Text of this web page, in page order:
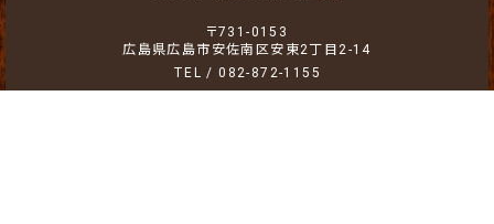
〒731-0153
広島県広島市安佐南区安東2丁目2-14
TEL /082-872-1155